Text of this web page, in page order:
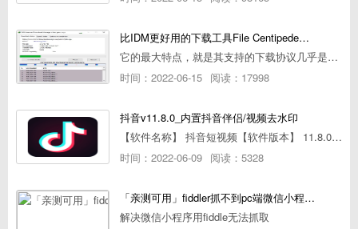
比IDM更好用的下载工具File Centipede文件蜈蚣-秒杀迅雷-直接飞起！
它的最大特点，就是其支持的下载协议几乎是市面上最全面的，包括HTTP/FTP、BT种子、磁力链接，m3u8流任务（AES-128解密）。
时间：2022-06-15 阅读：17998
抖音v11.8.0_内置抖音伴侣/视频去水印
【软件名称】 抖音短视频【软件版本】 11.8.0【软件大小】 83.74M【是否Root】不需要【测试机型】PCML10 [oppo Reno Ace]【文字介绍】 抖音短视频app是一款很有意思娱
时间：2022-06-09 阅读：5328
「亲测可用」fiddler抓不到pc端微信小程序包解决方案
解决微信小程序用fiddle无法抓取